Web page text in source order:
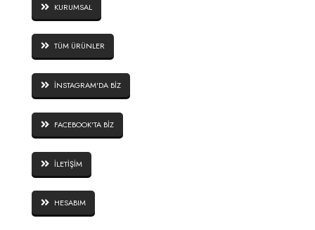
KURUMSAL
TÜM ÜRÜNLER
İNSTAGRAM'DA BİZ
FACEBOOK'TA BİZ
İLETİŞİM
HESABIM